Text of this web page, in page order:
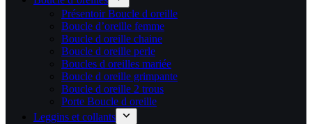
Présentoir Boucle d oreille
Boucle d’oreille femme
Boucle d oreille chaine
Boucle d oreille perle
Boucles d oreilles mariée
Boucle d oreille grimpante
Boucle d oreille 2 trous
Porte Boucle d oreille
Leggins et collants